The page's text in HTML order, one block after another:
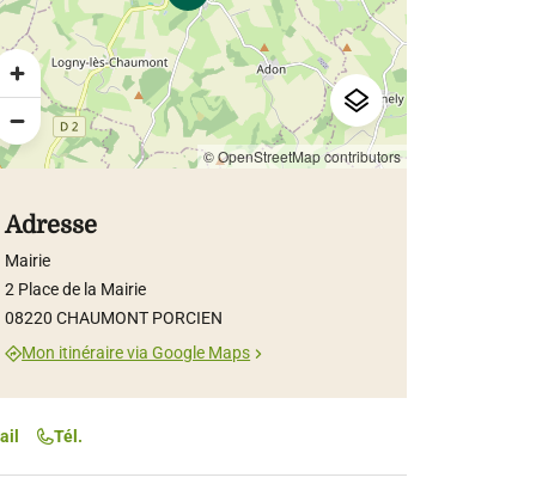
© OpenStreetMap contributors
Adresse
Mairie
2 Place de la Mairie
08220 CHAUMONT PORCIEN
Mon itinéraire via Google Maps
Tél.